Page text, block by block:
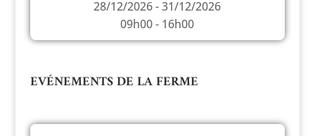
28/12/2026 - 31/12/2026
09h00 - 16h00
EVÉNEMENTS DE LA FERME